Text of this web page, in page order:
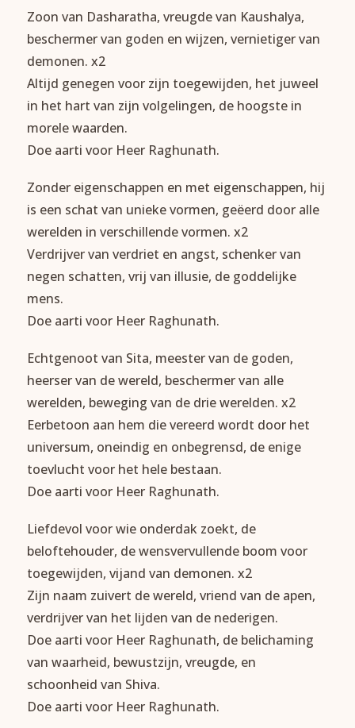
Zoon van Dasharatha, vreugde van Kaushalya,
beschermer van goden en wijzen, vernietiger van
demonen. x2
Altijd genegen voor zijn toegewijden, het juweel
in het hart van zijn volgelingen, de hoogste in
morele waarden.
Doe aarti voor Heer Raghunath.
Zonder eigenschappen en met eigenschappen, hij
is een schat van unieke vormen, geëerd door alle
werelden in verschillende vormen. x2
Verdrijver van verdriet en angst, schenker van
negen schatten, vrij van illusie, de goddelijke
mens.
Doe aarti voor Heer Raghunath.
Echtgenoot van Sita, meester van de goden,
heerser van de wereld, beschermer van alle
werelden, beweging van de drie werelden. x2
Eerbetoon aan hem die vereerd wordt door het
universum, oneindig en onbegrensd, de enige
toevlucht voor het hele bestaan.
Doe aarti voor Heer Raghunath.
Liefdevol voor wie onderdak zoekt, de
beloftehouder, de wensvervullende boom voor
toegewijden, vijand van demonen. x2
Zijn naam zuivert de wereld, vriend van de apen,
verdrijver van het lijden van de nederigen.
Doe aarti voor Heer Raghunath, de belichaming
van waarheid, bewustzijn, vreugde, en
schoonheid van Shiva.
Doe aarti voor Heer Raghunath.